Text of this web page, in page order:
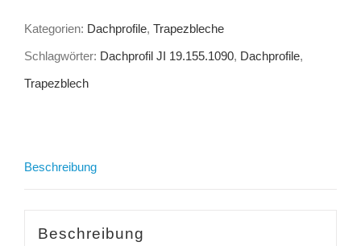
Kategorien: Dachprofile, Trapezbleche
Schlagwörter: Dachprofil JI 19.155.1090, Dachprofile,
Trapezblech
Beschreibung
Beschreibung